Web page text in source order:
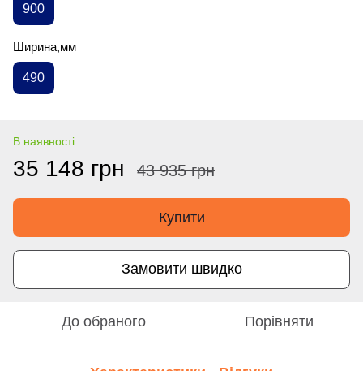
900
Ширина,мм
490
В наявності
35 148 грн 43 935 грн
Купити
Замовити швидко
До обраного Порівняти